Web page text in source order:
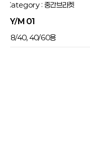
: 중간브라켓
M 01
40, 40/60용